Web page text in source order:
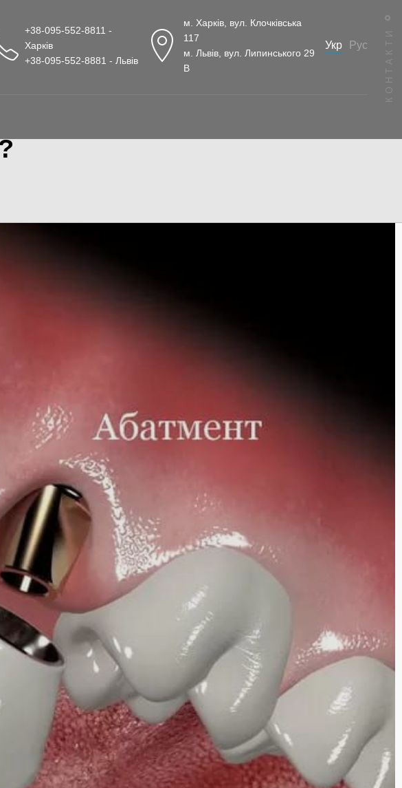
+38-095-552-8811 -
Харків
+38-095-552-8881 - Львів
м. Харків, вул. Клочківська
117
м. Львів, вул. Липинського 29
В
Укр Рус КОНТАКТИ